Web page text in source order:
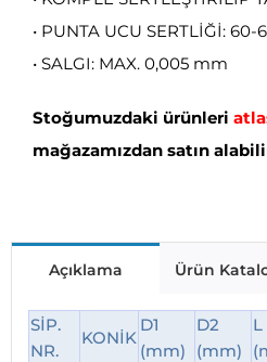
• PUNTA UCU SERTLİĞİ: 60-
• SALGI: MAX. 0,005 mm
Stoğumuzdaki ürünleri
mağazamızdan satın
Açıklama Ürün
SİP.
NR.
KONİK
D1
(mm)
D2
(mm)
L